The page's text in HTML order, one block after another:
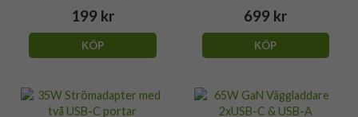
199 kr
KÖP
699 kr
KÖP